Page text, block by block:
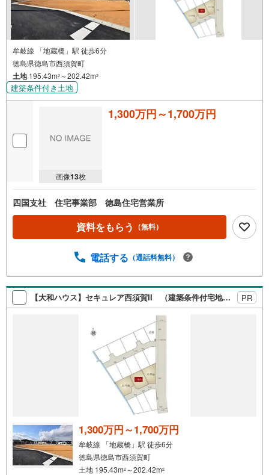
牟岐線 「地蔵橋」駅 徒歩6分
徳島県徳島市西須賀町
土地195.43m2 ～202.42m2
建築条件付き土地
画像13枚
1,300万円～1,700万円
四国支社 住宅事業部 徳島住宅営業所
資料をもらう （無料）
電話する （通話料無料）
【大和ハウス】セキュレア西須賀II （建築条件付宅地分譲） PR
1,300万円～1,700万円
牟岐線 「地蔵橋」駅 徒歩6分
徳島県徳島市西須賀町
土地 195.43m2 ～202.42m2